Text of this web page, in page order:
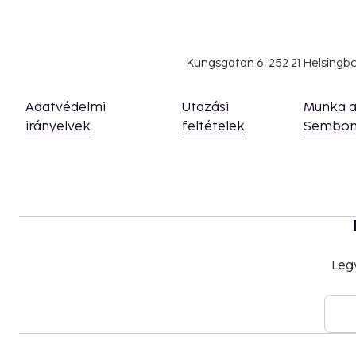
Kungsgatan 6, 252 21
Adatvédelmi
irányelvek
Utazási
feltételek
Munka a